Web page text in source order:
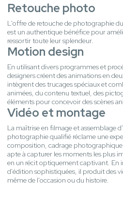
Retouche photo
L'offre de retouche de photographie
est un authentique bénéfice pour
ressortir toute leur splendeur.
Motion design
En utilisant divers programmes et
designers créent des animations en
intègrent des trucages spéciaux et
animées, du contenu textuel, des
éléments pour concevoir des scènes
Vidéo et montage
La maîtrise en filmage et assemblage
photographie qualifié réclame une
composition, cadrage photographique
apte à capturer les moments les plus
en un récit optiquement captivant. En
d'édition sophistiquées, il produit des
même de l'occasion ou du histoire.